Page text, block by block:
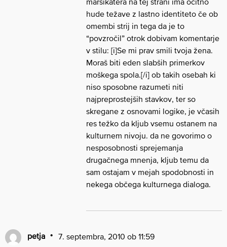
hude težave z lastno identiteto če ob
omembi strij in tega da je to
“povzročil” otrok dobivam komentarje
v stilu: [i]Se mi prav smili tvoja žena.
Moraš biti eden slabših primerkov
moškega spola.[/i] ob takih osebah ki
niso sposobne razumeti niti
najpreprostejših stavkov, ter so
skregane z osnovami logike, je včasih
res težko da kljub vsemu ostanem na
kulturnem nivoju. da ne govorimo o
nesposobnosti sprejemanja
drugačnega mnenja, kljub temu da
sam ostajam v mejah spodobnosti in
nekega občega kulturnega dialoga.
petja 7. septembra, 2010 ob 11:59